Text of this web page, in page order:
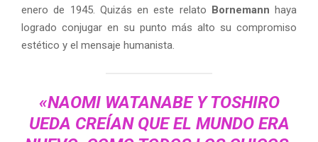
enero de 1945. Quizás en este relato Bornemann haya
logrado conjugar en su punto más alto su compromiso
estético y el mensaje humanista.
«NAOMI WATANABE Y TOSHIRO
UEDA CREÍAN QUE EL MUNDO ERA